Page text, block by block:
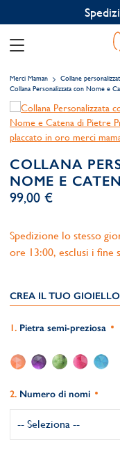
Merci Maman
Collane
Collana Personalizzata con Nome e
COLLANA
NOME E
99,00 €
Spedizione lo stesso
ore 13:00, esclusi i fine
CREA IL TUO GIOIELLO
Pietra semi-preziosa
Numero di nomi